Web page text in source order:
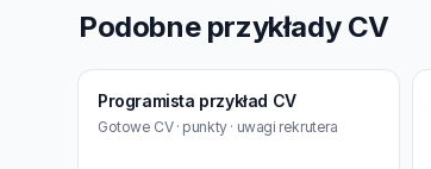
Podobne przykłady CV
Programista przykład CV
Gotowe CV · punkty · uwagi rekrutera